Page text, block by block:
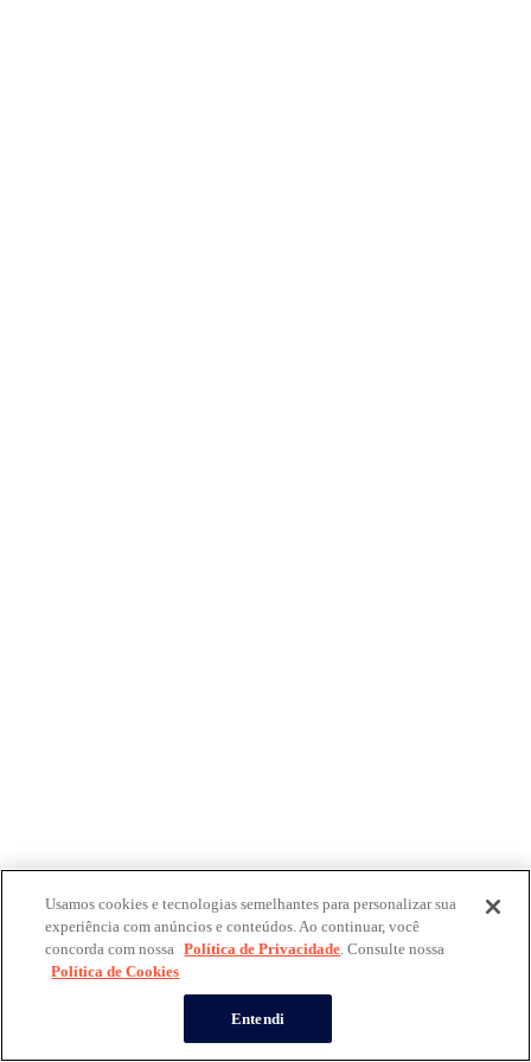
Usamos cookies e tecnologias semelhantes para personalizar sua
experiência com anúncios e conteúdos. Ao continuar, você
concorda com nossa Política de Privacidade. Consulte nossa
Política de Cookies
Entendi